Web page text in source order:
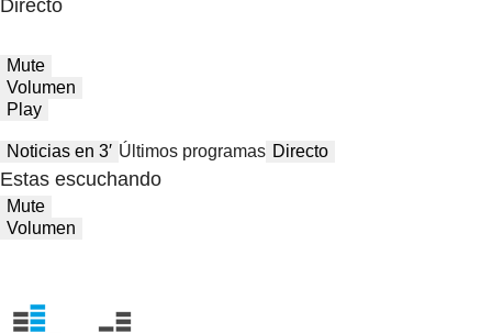
Directo
Mute
Volumen
Play
Noticias en 3′ Últimos programas Directo
Estas escuchando
Mute
Volumen